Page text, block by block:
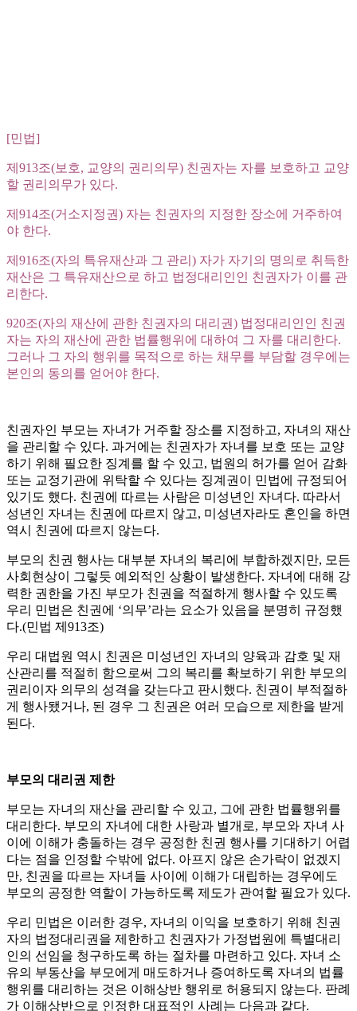
[민법]
제913조(보호, 교양의 권리의무) 친권자는 자를 보호하고 교양
할 권리의무가 있다.
제914조(거소지정권) 자는 친권자의 지정한 장소에 거주하여
야 한다.
제916조(자의 특유재산과 그 관리) 자가 자기의 명의로 취득한
재산은 그 특유재산으로 하고 법정대리인인 친권자가 이를 관
리한다.
920조(자의 재산에 관한 친권자의 대리권) 법정대리인인 친권
자는 자의 재산에 관한 법률행위에 대하여 그 자를 대리한다.
그러나 그 자의 행위를 목적으로 하는 채무를 부담할 경우에는
본인의 동의를 얻어야 한다.
친권자인 부모는 자녀가 거주할 장소를 지정하고, 자녀의 재산
을 관리할 수 있다. 과거에는 친권자가 자녀를 보호 또는 교양
하기 위해 필요한 징계를 할 수 있고, 법원의 허가를 얻어 감화
또는 교정기관에 위탁할 수 있다는 징계권이 민법에 규정되어
있기도 했다. 친권에 따르는 사람은 미성년인 자녀다. 따라서
성년인 자녀는 친권에 따르지 않고, 미성년자라도 혼인을 하면
역시 친권에 따르지 않는다.
부모의 친권 행사는 대부분 자녀의 복리에 부합하겠지만, 모든
사회현상이 그렇듯 예외적인 상황이 발생한다. 자녀에 대해 강
력한 권한을 가진 부모가 친권을 적절하게 행사할 수 있도록
우리 민법은 친권에 ‘의무’라는 요소가 있음을 분명히 규정했
다.(민법 제913조)
우리 대법원 역시 친권은 미성년인 자녀의 양육과 감호 및 재
산관리를 적절히 함으로써 그의 복리를 확보하기 위한 부모의
권리이자 의무의 성격을 갖는다고 판시했다. 친권이 부적절하
게 행사됐거나, 된 경우 그 친권은 여러 모습으로 제한을 받게
된다.
부모의 대리권 제한
부모는 자녀의 재산을 관리할 수 있고, 그에 관한 법률행위를
대리한다. 부모의 자녀에 대한 사랑과 별개로, 부모와 자녀 사
이에 이해가 충돌하는 경우 공정한 친권 행사를 기대하기 어렵
다는 점을 인정할 수밖에 없다. 아프지 않은 손가락이 없겠지
만, 친권을 따르는 자녀들 사이에 이해가 대립하는 경우에도
부모의 공정한 역할이 가능하도록 제도가 관여할 필요가 있다.
우리 민법은 이러한 경우, 자녀의 이익을 보호하기 위해 친권
자의 법정대리권을 제한하고 친권자가 가정법원에 특별대리
인의 선임을 청구하도록 하는 절차를 마련하고 있다. 자녀 소
유의 부동산을 부모에게 매도하거나 증여하도록 자녀의 법률
행위를 대리하는 것은 이해상반 행위로 허용되지 않는다. 판례
가 이해상반으로 인정한 대표적인 사례는 다음과 같다.